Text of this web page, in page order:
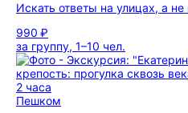
Искать ответы на улицах, а не
990 ₽
за группу, 1–10 чел.
2 часа
Пешком